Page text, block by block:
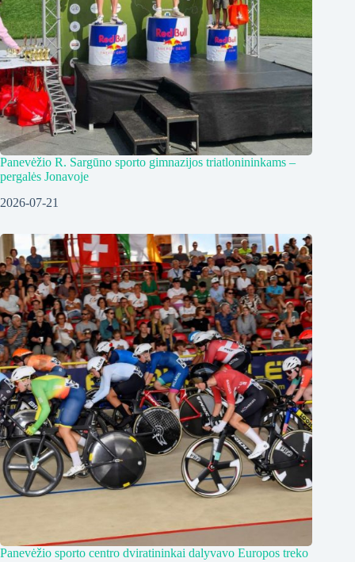
Panevėžio R. Sargūno sporto gimnazijos triatlonininkams –
pergalės Jonavoje
2026-07-21
Panevėžio sporto centro dviratininkai dalyvavo Europos treko